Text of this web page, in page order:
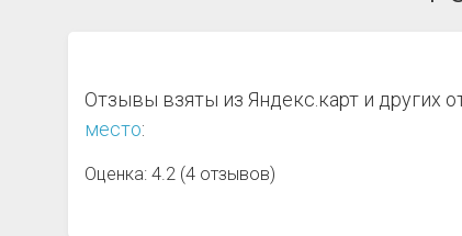
Отзывы взяты из Яндекс.карт и других
место:
Оценка: 4.2 (4 отзывов)